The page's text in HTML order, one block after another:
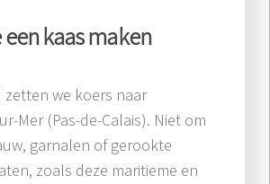
een kaas maken
zetten we koers naar
Mer (Pas-de-Calais). Niet om
garnalen of gerookte
zoals deze maritieme en